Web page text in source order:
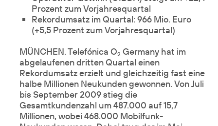
Prozent zum Vorjahresquartal
Rekordumsatz im Quartal: 966 Mio. Euro
(+5,5 Prozent zum Vorjahresquartal)
MÜNCHEN. Telefónica O2 Germany hat im
abgelaufenen dritten Quartal einen
Rekordumsatz erzielt und gleichzeitig fast eine
halbe Millionen Neukunden gewonnen. Von Juli
bis September 2009 stieg die
Gesamtkundenzahl um 487.000 auf 15,7
Millionen, wobei 468.000 Mobilfunk-